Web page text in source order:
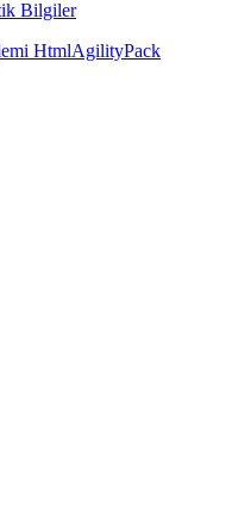
Bilgiler
HtmlAgilityPack